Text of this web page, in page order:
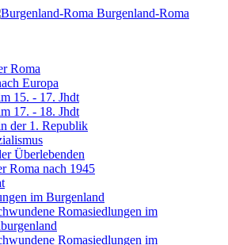
Burgenland-Roma
Roma
Europa
15. - 17. Jhdt
17. - 18. Jhdt
der 1. Republik
Überlebenden
Roma nach 1945
im Burgenland
Romasiedlungen im
Romasiedlungen im